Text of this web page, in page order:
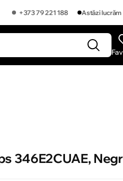
+373 79 221 188 Astăzi lucrăm
346E2CUAE,